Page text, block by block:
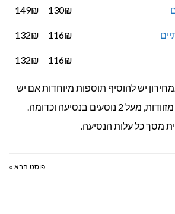
130₪
149₪
116₪
132₪
116₪
132₪
יש להוסיף תוספות מיוחדות אם יש
צורך בהן, כמו תוספת מזוודות, מעל 2 נוסעים בנסיעה וכדומה.
מסך כל עלות הנסיעה.
פוסט הבא »